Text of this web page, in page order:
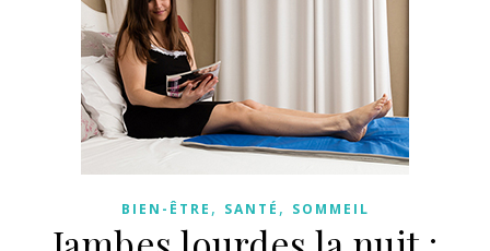
BIEN-ÊTRE , SANTÉ , SOMMEIL